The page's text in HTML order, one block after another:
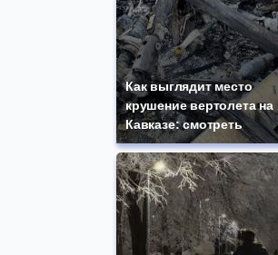
Как выглядит место
крушение вертолета на
Кавказе: смотреть